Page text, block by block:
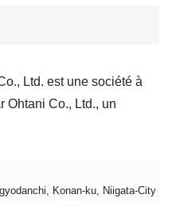
Ltd. est une société à
Ohtani Co., Ltd., un
Konan-ku, Niigata-City